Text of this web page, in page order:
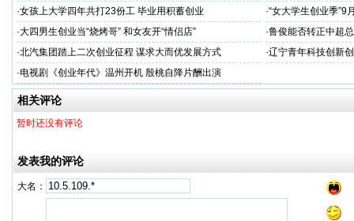
·女孩上大学四年共打23份工 毕业用积蓄创业 ·“女大学生创业季”9
·大四男生创业当“烧烤哥” 和女友开“情侣店” ·鲁俊能否转正中超
·北汽集团踏上二次创业征程 谋求大而优发展方式 ·辽宁青年科技创新
·电视剧《创业年代》温州开机 殷桃自降片酬出演
相关评论
暂时还没有评论
发表我的评论
大名：